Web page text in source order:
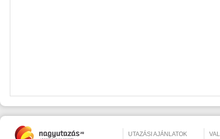
UTAZÁSI AJÁNLATOK